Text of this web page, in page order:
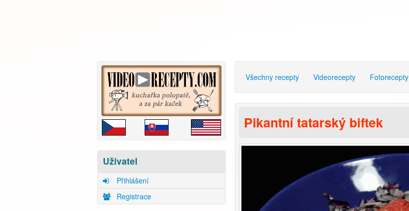
Uživatel
Přihlášení
Registrace
Všechny recepty Videorecepty Fotorecepty
Pikantní tatarský biftek